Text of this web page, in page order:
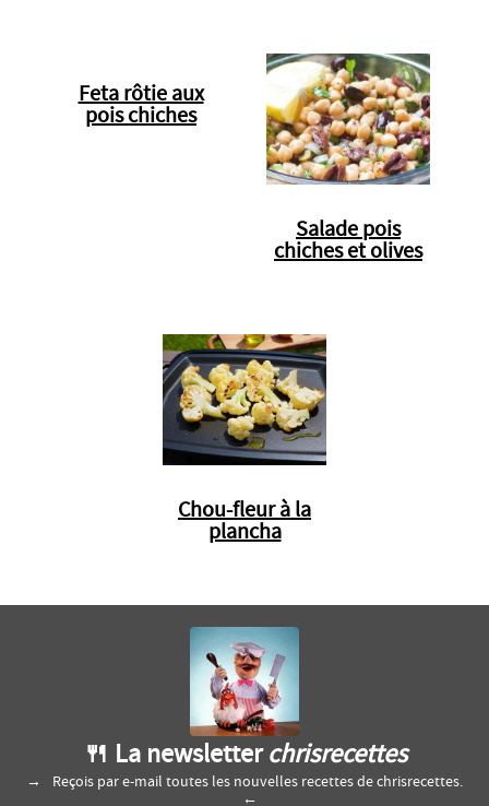
Feta rôtie aux
pois chiches
Salade pois
chiches et olives
Chou-fleur à la
plancha
🍴 La newsletter chrisrecettes
Reçois par e-mail toutes les nouvelles recettes de chrisrecettes.